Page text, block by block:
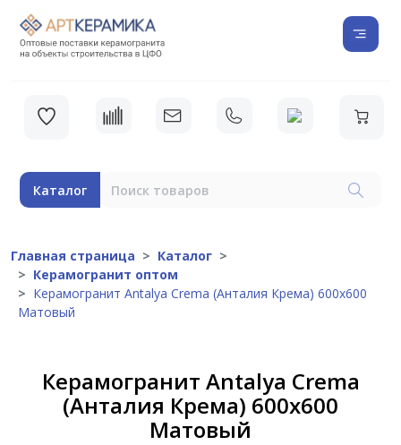
Каталог
Главная страница
Каталог
Керамогранит оптом
Керамогранит Antalya Crema (Анталия Крема) 600х600
Матовый
Керамогранит Antalya Crema
(Анталия Крема) 600х600
Матовый